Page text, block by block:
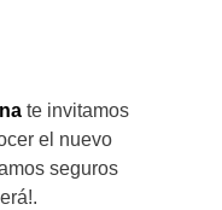
te invitamos
el nuevo
seguros